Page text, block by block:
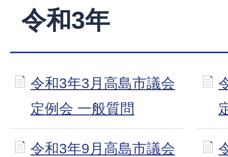
令和3年
令和3年3月高島市議会
定例会 一般質問
令和3年9月高島市議会